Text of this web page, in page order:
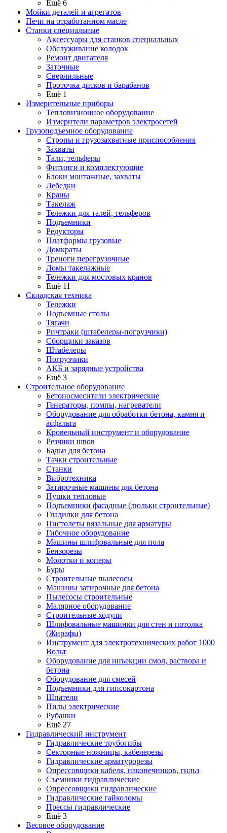
Ещё 6
Мойки деталей и агрегатов
Печи на отработанном масле
Станки специальные
Аксессуары для станков специальных
Обслуживание колодок
Ремонт двигателя
Заточные
Сверлильные
Проточка дисков и барабанов
Ещё 1
Измерительные приборы
Тепловизионное оборудование
Измерители параметров электросетей
Грузоподъемное оборудование
Стропы и грузозахватные приспособления
Захваты
Тали, тельферы
Фитинги и комплектующие
Блоки монтажные, захваты
Лебедки
Краны
Такелаж
Тележки для талей, тельферов
Подъемники
Редукторы
Платформы грузовые
Домкраты
Треноги перегрузочные
Ломы такелажные
Тележки для мостовых кранов
Ещё 11
Складская техника
Тележки
Подъемные столы
Тягачи
Ричтраки (штабелеры-погрузчики)
Сборщики заказов
Штабелеры
Погрузчики
АКБ и зарядные устройства
Ещё 3
Строительное оборудование
Бетоносмесители электрические
Генераторы, помпы, нагреватели
Оборудование для обработки бетона, камня и
асфальта
Кровельный инструмент и оборудование
Резчики швов
Бадьи для бетона
Тачки строительные
Станки
Вибротехника
Затирочные машины для бетона
Пушки тепловые
Подъемники фасадные (люльки строительные)
Гладилки для бетона
Пистолеты вязальные для арматуры
Гибочное оборудование
Машины шлифовальные для пола
Бензорезы
Молотки и коперы
Буры
Строительные пылесосы
Машины затирочные для бетона
Пылесосы строительные
Малярное оборудование
Строительные ходули
Шлифовальные машинки для стен и потолка
(Жирафы)
Инструмент для электротехнических работ 1000
Вольт
Оборудование для инъекции смол, раствора и
бетона
Оборудование для смесей
Подъемники для гипсокартона
Шпатели
Пилы электрические
Рубанки
Ещё 27
Гидравлический инструмент
Гидравлические трубогибы
Секторные ножницы, кабелерезы
Гидравлические арматурорезы
Опрессовщики кабеля, наконечников, гильз
Съемники гидравлические
Опрессовщики гидравлические
Гидравлические гайколомы
Прессы гидравлические
Ещё 3
Весовое оборудование